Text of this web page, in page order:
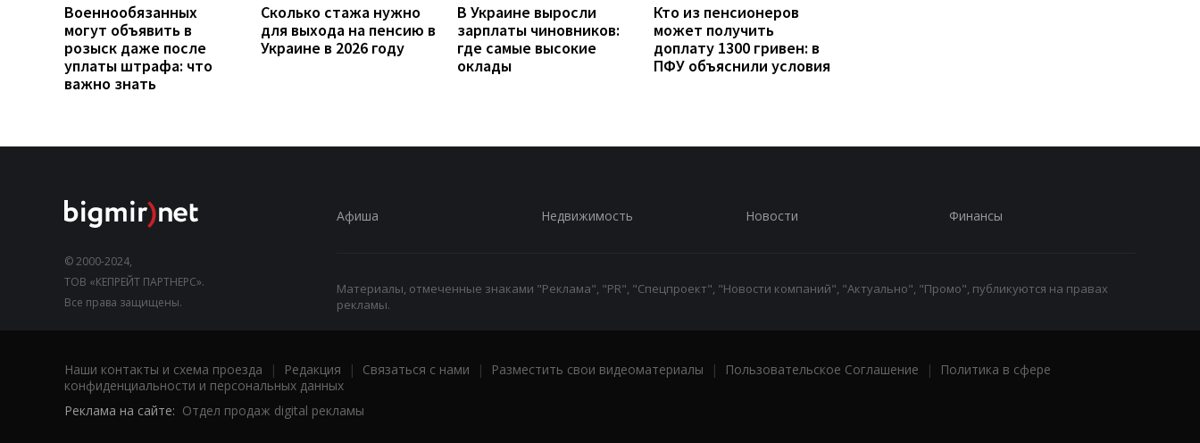
Военнообязанных
могут объявить в
розыск даже после
уплаты штрафа: что
важно знать
Сколько стажа нужно
для выхода на пенсию в
Украине в 2026 году
В Украине выросли
зарплаты чиновников:
где самые высокие
оклады
Кто из пенсионеров
может получить
доплату 1300 гривен: в
ПФУ объяснили условия
© 2000-2024,
ТОВ «КЕПРЕЙТ ПАРТНЕРС».
Все права защищены.
Афиша Недвижимость Новости Финансы
Материалы, отмеченные знаками "Реклама", "PR", "Спецпроект", "Новости компаний", "Актуально", "Промо", публикуются на правах
рекламы.
Наши контакты и схема проезда | Редакция | Связаться с нами | Разместить свои видеоматериалы | Пользовательское Соглашение |
Политика в сфере
конфиденциальности и персональных данных
Реклама на сайте: Отдел продаж digital рекламы